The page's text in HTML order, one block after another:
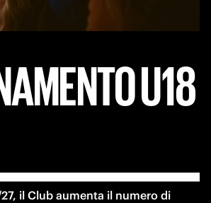
U18
il Club aumenta il numero di